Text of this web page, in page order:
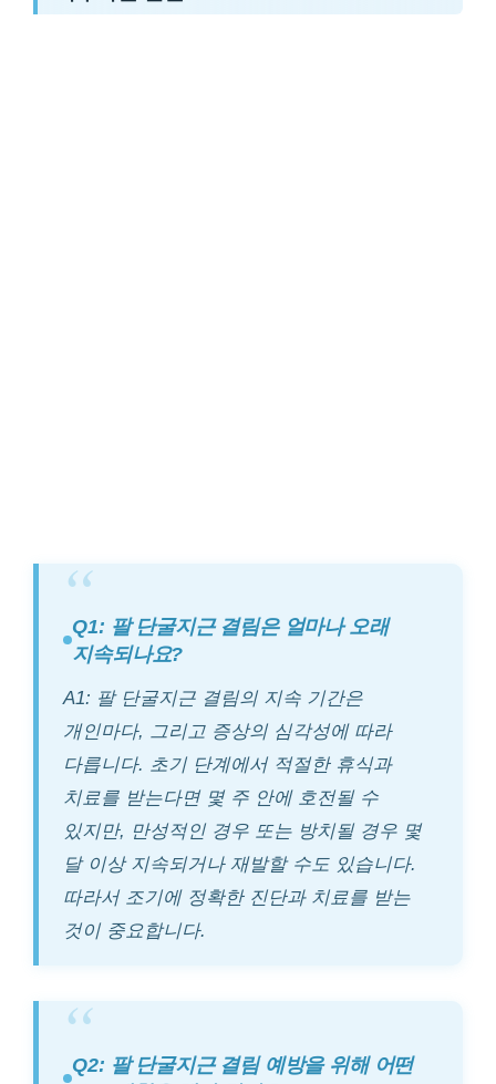
Q1: 팔 단굴지근 결림은 얼마나 오래
지속되나요?
A1: 팔 단굴지근 결림의 지속 기간은
개인마다, 그리고 증상의 심각성에 따라
다릅니다. 초기 단계에서 적절한 휴식과
치료를 받는다면 몇 주 안에 호전될 수
있지만, 만성적인 경우 또는 방치될 경우 몇
달 이상 지속되거나 재발할 수도 있습니다.
따라서 조기에 정확한 진단과 치료를 받는
것이 중요합니다.
Q2: 팔 단굴지근 결림 예방을 위해 어떤